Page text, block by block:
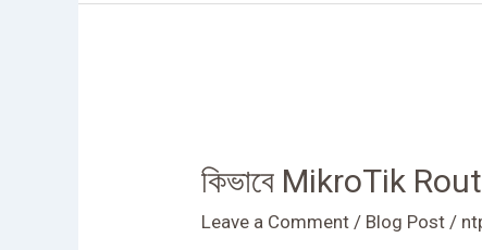
কিভাবে MikroTik
Leave a Comment / Blog Post /
Router-
Login